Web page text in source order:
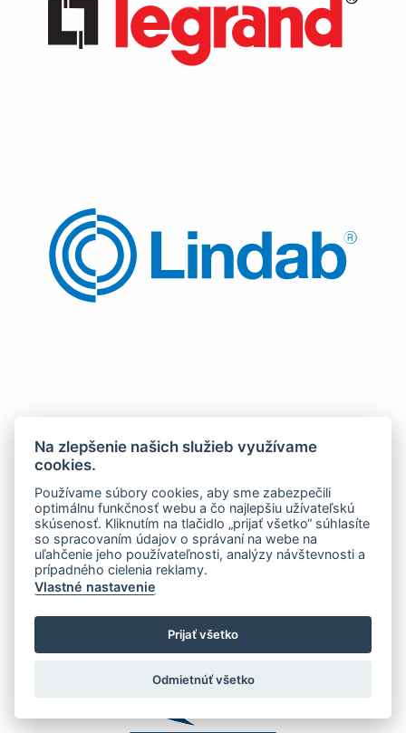
Na zlepšenie našich služieb využívame
cookies.
Používame súbory cookies, aby sme zabezpečili
optimálnu funkčnosť webu a čo najlepšiu užívateľskú
skúsenosť. Kliknutím na tlačidlo „prijať všetko“ súhlasíte
so spracovaním údajov o správaní na webe na
uľahčenie jeho používateľnosti, analýzy návštevnosti a
prípadného cielenia reklamy.
Vlastné nastavenie
Prijať všetko
Odmietnúť všetko